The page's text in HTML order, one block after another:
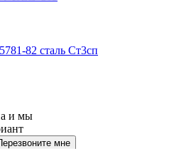
82 сталь Ст3сп
и мы
мне